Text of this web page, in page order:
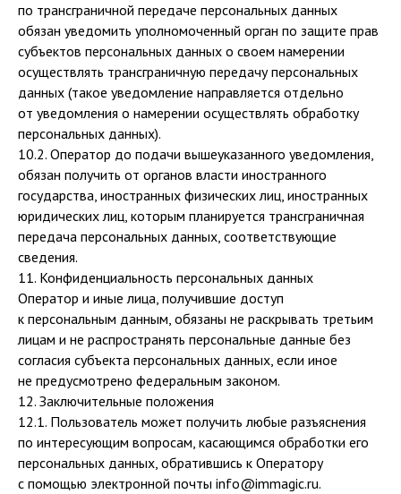
по трансграничной передаче персональных данных
обязан уведомить уполномоченный орган по защите прав
субъектов персональных данных о своем намерении
осуществлять трансграничную передачу персональных
данных (такое уведомление направляется отдельно
от уведомления о намерении осуществлять обработку
персональных данных).
10.2. Оператор до подачи вышеуказанного уведомления,
обязан получить от органов власти иностранного
государства, иностранных физических лиц, иностранных
юридических лиц, которым планируется трансграничная
передача персональных данных, соответствующие
сведения.
11. Конфиденциальность персональных данных
Оператор и иные лица, получившие доступ
к персональным данным, обязаны не раскрывать третьим
лицам и не распространять персональные данные без
согласия субъекта персональных данных, если иное
не предусмотрено федеральным законом.
12. Заключительные положения
12.1. Пользователь может получить любые разъяснения
по интересующим вопросам, касающимся обработки его
персональных данных, обратившись к Оператору
с помощью электронной почты info@immagic.ru.